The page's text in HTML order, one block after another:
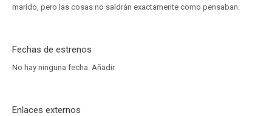
marido, pero las cosas no saldrán exactamente como pensaban.
Fechas de estrenos
No hay ninguna fecha. Añadir
Enlaces externos